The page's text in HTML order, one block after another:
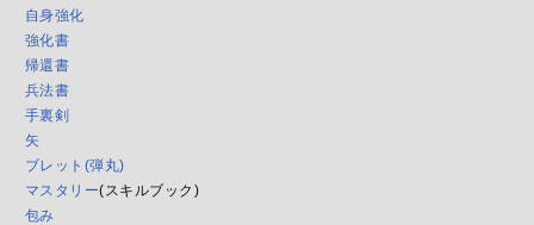
自身強化
強化書
帰還書
兵法書
手裏剣
矢
ブレット(弾丸)
マスタリー(スキルブック)
包み